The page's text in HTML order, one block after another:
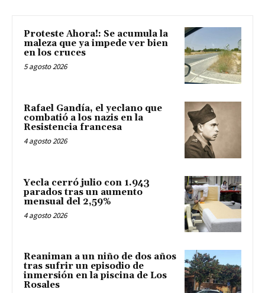
Proteste Ahora!: Se acumula la
maleza que ya impede ver bien
en los cruces
5 agosto 2026
Rafael Gandía, el yeclano que
combatió a los nazis en la
Resistencia francesa
4 agosto 2026
Yecla cerró julio con 1.943
parados tras un aumento
mensual del 2,59%
4 agosto 2026
Reaniman a un niño de dos años
tras sufrir un episodio de
inmersión en la piscina de Los
Rosales